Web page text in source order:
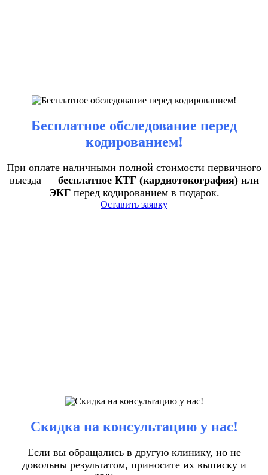
Бесплатное обследование перед
кодированием!
При оплате наличными полной стоимости первичного
выезда — бесплатное КТГ (кардиотокография) или
ЭКГперед кодированием в подарок.
Оставить заявку
Скидка на консультацию у нас!
Если вы обращались в другую клинику, но не
довольны результатом, приносите их выписку и